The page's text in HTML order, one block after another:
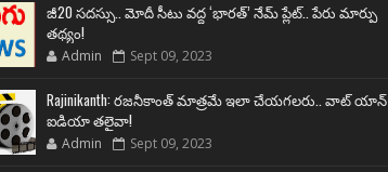
జీ20 సదస్సు.. మోదీ సీటు వద్ద ‘భారత్’ నేమ్ ప్లేట్‌.. పేరు మార్పు
తథ్యం!
Admin Sept 09, 2023
Rajinikanth: రజనీకాంత్ మాత్రమే ఇలా చేయగలరు.. వాట్ యాన్
ఐడియా తలైవా!
Admin Sept 09, 2023